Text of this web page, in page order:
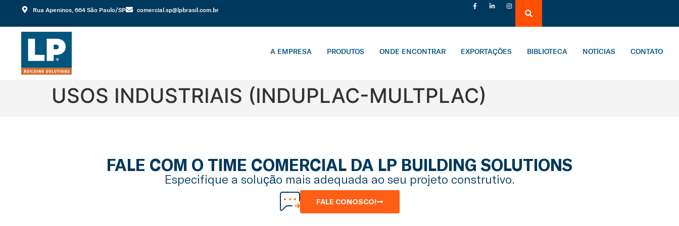
Rua Apeninos, 664 São Paulo/SP comercial.sp@lpbrasil.com.br
A EMPRESA PRODUTOS ONDE ENCONTRAR EXPORTAÇÕES BIBLIOTECA NOTÍCIAS CONTATO
USOS INDUSTRIAIS (INDUPLAC-MULTPLAC)
FALE COM O TIME COMERCIAL DA LP BUILDING SOLUTIONS
Especifique a solução mais adequada ao seu projeto construtivo.
FALE CONOSCO!